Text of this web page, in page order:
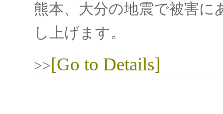
熊本、大分の地震で被害
し上げます。
>>[Go to Details]